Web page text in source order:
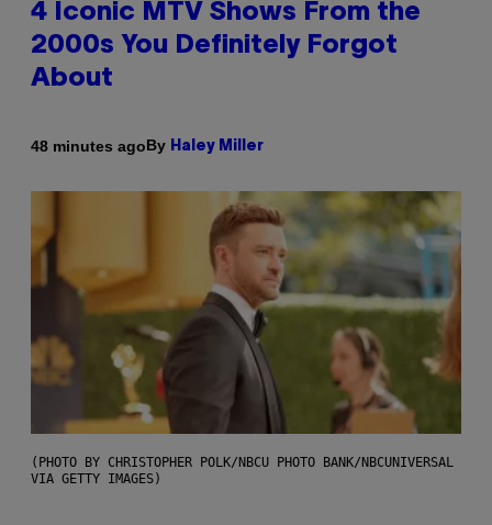
4 Iconic MTV Shows From the
2000s You Definitely Forgot
About
48 minutes agoBy Haley Miller
(PHOTO BY CHRISTOPHER POLK/NBCU PHOTO BANK/NBCUNIVERSAL
VIA GETTY IMAGES)